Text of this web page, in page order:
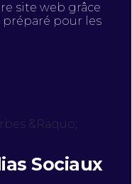
site web grâce
pour les
&Raquo;
Sociaux